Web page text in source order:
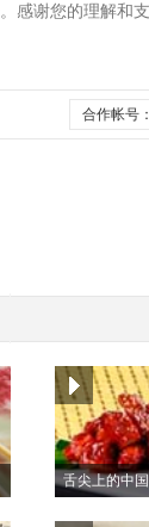
舌尖上的中国II